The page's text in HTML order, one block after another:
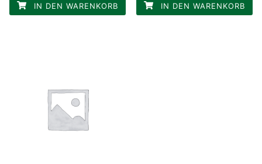
IN DEN WARENKORB IN DEN WARENKORB